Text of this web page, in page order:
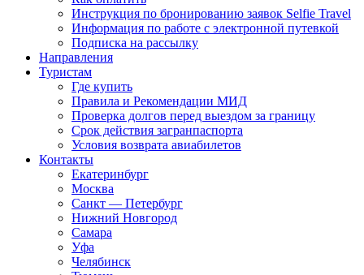
Инструкция по бронированию заявок Selfie Travel
Информация по работе с электронной путевкой
Подписка на рассылку
Направления
Туристам
Где купить
Правила и Рекомендации МИД
Проверка долгов перед выездом за границу
Срок действия загранпаспорта
Условия возврата авиабилетов
Контакты
Екатеринбург
Москва
Санкт — Петербург
Нижний Новгород
Самара
Уфа
Челябинск